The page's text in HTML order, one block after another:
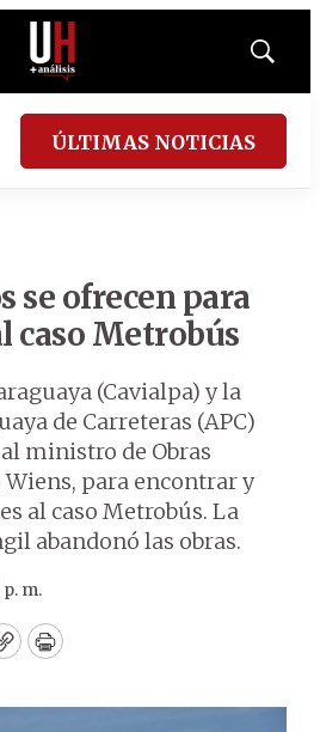
Mostrar
ÚLTIMAS NOTICIAS
se ofrecen para
caso Metrobús
(Cavialpa) y la
de Carreteras (APC)
ministro de Obras
para encontrar y
al caso Metrobús. La
abandonó las obras.
m.
CopyPrint